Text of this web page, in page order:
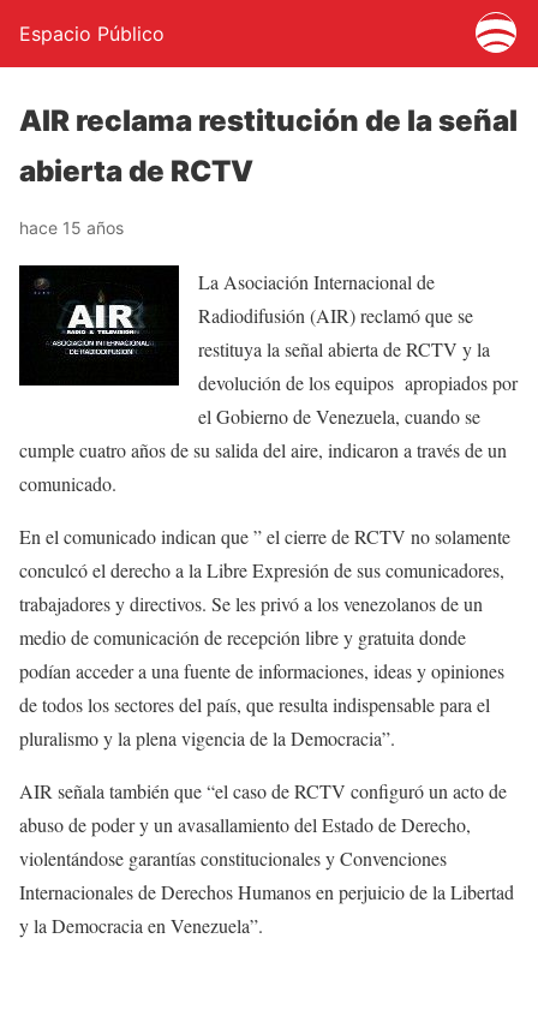
Espacio Público
AIR reclama restitución de la señal
abierta de RCTV
hace 15 años
La Asociación Internacional de
Radiodifusión (AIR) reclamó que se
restituya la señal abierta de RCTV y la
devolución de los equipos apropiados por
el Gobierno de Venezuela, cuando se
cumple cuatro años de su salida del aire, indicaron a través de un
comunicado.
En el comunicado indican que ” el cierre de RCTV no solamente
conculcó el derecho a la Libre Expresión de sus comunicadores,
trabajadores y directivos. Se les privó a los venezolanos de un
medio de comunicación de recepción libre y gratuita donde
podían acceder a una fuente de informaciones, ideas y opiniones
de todos los sectores del país, que resulta indispensable para el
pluralismo y la plena vigencia de la Democracia”.
AIR señala también que “el caso de RCTV configuró un acto de
abuso de poder y un avasallamiento del Estado de Derecho,
violentándose garantías constitucionales y Convenciones
Internacionales de Derechos Humanos en perjuicio de la Libertad
y la Democracia en Venezuela”.